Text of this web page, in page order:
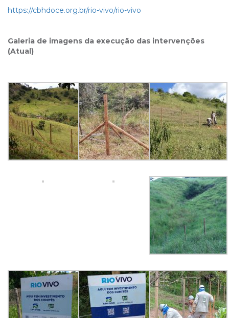
https://cbhdoce.org.br/rio-vivo/rio-vivo
Galeria de imagens da execução das intervenções
(Atual)